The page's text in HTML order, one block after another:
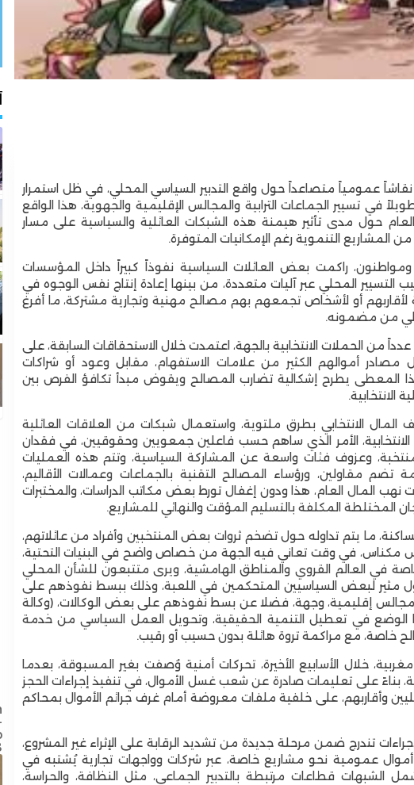
عمومياً متصاعداً حول واقع التدبير السياسي المحلي، في ظل استمرار
في تسيير الجماعات الترابية والمجالس الإقليمية والجهوية، هذا الواقع
حول مدى تأثير هيمنة هذه الشبكات العائلية والسياسية على مسار
المشاريع التنموية رغم الإمكانيات المتوفرة.
راكمت بعض العائلات السياسية نفوذاً كبيراً داخل المؤسسات
التسيير المحلي عبر آليات متعددة، من بينها إعادة إنتاج نفس الوجوه في
لأقاربهم أو لأشخاص تجمعهم بهم مصالح مهنية وتجارية مشتركة، ما أفرغ
من مضمونه.
من الحملات الانتخابية بالجهة، اعتمدت خلال الاستحقاقات السابقة، على
مصادر أموالهم الكثير من علامات الاستفهام، مقابل وعود أو شراكات
المعطى يطرح إشكالية تضارب المصالح ويقوض مبدأ تكافؤ الفرص بين
الانتخابية.
الانتخابي بطرق ملتوية، واستعمال شبكات من العلاقات العائلية
الانتخابية، الأمر الذي ساهم حسب فاعلين جمعويين وحقوقيين، في فقدان
وعزوف فئات واسعة عن المشاركة السياسية، وتتم هذه العمليات
مقاولين، ورؤساء المصالح التقنية بالجماعات وعمالات الأقاليم،
المال العام، هذا ودون إغفال تورط بعض مكاتب الدراسات، والمختبرات
المختلطة المكلفة بالتسليم المؤقت والنهائي للمشاريع.
ما يتم تداوله حول تضخم ثروات بعض المنتخبين وأفراد من عائلاتهم،
مكناس، في وقت تعاني فيه الجهة من خصاص واضح في البنيات التحتية،
في العالم القروي والمناطق الهامشية، ويرى متتبعون للشأن المحلي
لبعض السياسيين المتحكمين في اللعبة، وذلك ببسط نفوذهم على
إقليمية، وجهة، فضلا عن بسط نفوذهم على بعض الوكالات، (وكالة
في تعطيل التنمية الحقيقية، وتحويل العمل السياسي من خدمة
خاصة، مع مراكمة تروة هائلة بدون حسيب أو رقيب.
خلال الأسابيع الأخيرة، تحركات أمنية وُصفت بغير المسبوقة، بعدما
بناءً على تعليمات صادرة عن شعب غسل الأموال، في تنفيذ إجراءات الحجز
وأقاربهم، على خلفية ملفات معروضة أمام غرف جرائم الأموال بمحاكم
تندرج ضمن مرحلة جديدة من تشديد الرقابة على الإثراء غير المشروع،
عمومية نحو مشاريع خاصة، عبر شركات وواجهات تجارية يُشتبه في
الشبهات قطاعات مرتبطة بالتدبير الجماعي، مثل النظافة، والحراسة،